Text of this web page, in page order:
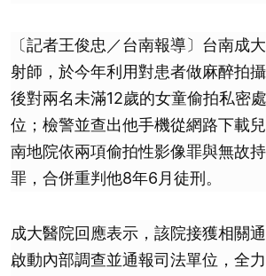
〔記者王俊忠／台南報導〕台南成
射師，於今年利用對患者做麻醉拍
後對兩名未滿12歲的女童偷拍私密
位；檢警並查出他手機從網路下載
南地院依兩項偷拍性影像罪與無故
罪，合併重判他8年6月徒刑。
成大醫院回應表示，該院接獲相關
啟動內部調查並通報司法單位，全